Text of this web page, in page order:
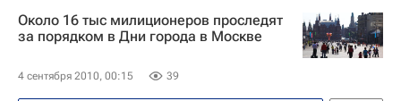
Около 16 тыс милиционеров проследят
за порядком в Дни города в Москве
4 сентября 2010, 00:15 39